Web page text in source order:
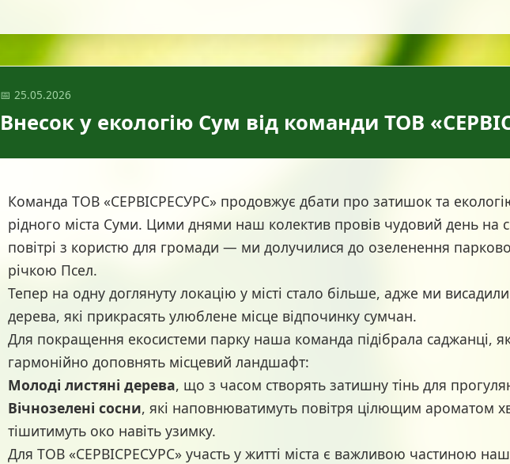
📅 25.05.2026
Внесок у екологію Сум від команди ТОВ
Команда ТОВ «СЕРВІСРЕСУРС» продовжує дбати про затишок та
рідного міста Суми. Цими днями наш колектив провів чудовий день на
повітрі з користю для громади — ми долучилися до озеленення
річкою Псел.
Тепер на одну доглянуту локацію у місті стало більше, адже ми
дерева, які прикрасять улюблене місце відпочинку сумчан.
Для покращення екосистеми парку наша команда підібрала саджанці,
гармонійно доповнять місцевий ландшафт:
Молоді листяні дерева, що з часом створять затишну тінь для
Вічнозелені сосни, які наповнюватимуть повітря цілющим ароматом
тішитимуть око навіть узимку.
Для ТОВ «СЕРВІСРЕСУРС» участь у житті міста є важливою частиною